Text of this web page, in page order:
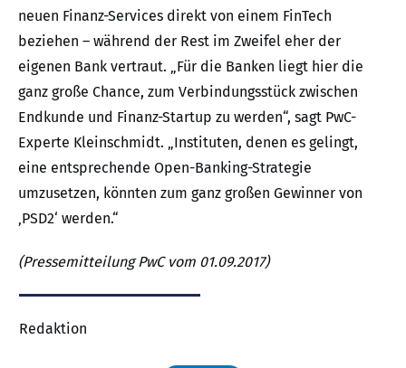
neuen Finanz-Services direkt von einem FinTech
beziehen – während der Rest im Zweifel eher der
eigenen Bank vertraut. „Für die Banken liegt hier die
ganz große Chance, zum Verbindungsstück zwischen
Endkunde und Finanz-Startup zu werden“, sagt PwC-
Experte Kleinschmidt. „Instituten, denen es gelingt,
eine entsprechende Open-Banking-Strategie
umzusetzen, könnten zum ganz großen Gewinner von
‚PSD2‘ werden.“
(Pressemitteilung PwC vom 01.09.2017)
Redaktion